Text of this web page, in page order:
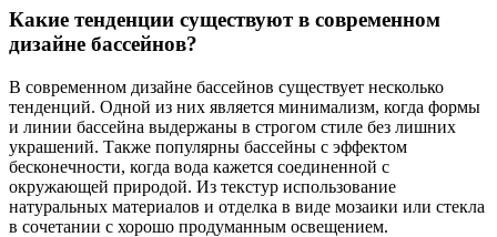
Какие тенденции существуют в современном
дизайне бассейнов?
В современном дизайне бассейнов существует несколько
тенденций. Одной из них является минимализм, когда формы
и линии бассейна выдержаны в строгом стиле без лишних
украшений. Также популярны бассейны с эффектом
бесконечности, когда вода кажется соединенной с
окружающей природой. Из текстур использование
натуральных материалов и отделка в виде мозаики или стекла
в сочетании с хорошо продуманным освещением.